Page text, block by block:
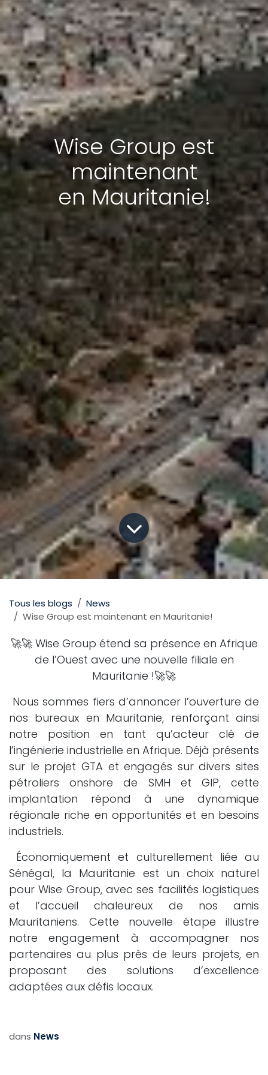
Wise Group est
maintenant
en Mauritanie!
Tous les blogs
News
Wise Group est maintenant en Mauritanie!
🚀🚀 Wise Group étend sa présence en Afrique
de l’Ouest avec une nouvelle filiale en
Mauritanie !🚀🚀​
Nous sommes fiers d’annoncer l’ouverture de
nos bureaux en Mauritanie, renforçant ainsi
notre position en tant qu’acteur clé de
l’ingénierie industrielle en Afrique. Déjà présents
sur le projet GTA et engagés sur divers sites
pétroliers onshore de SMH et GIP, cette
implantation répond à une dynamique
régionale riche en opportunités et en besoins
industriels.
Économiquement et culturellement liée au
Sénégal, la Mauritanie est un choix naturel
pour Wise Group, avec ses facilités logistiques
et l’accueil chaleureux de nos amis
Mauritaniens. Cette nouvelle étape illustre
notre engagement à accompagner nos
partenaires au plus près de leurs projets, en
proposant des solutions d’excellence
adaptées aux défis locaux.
dans News